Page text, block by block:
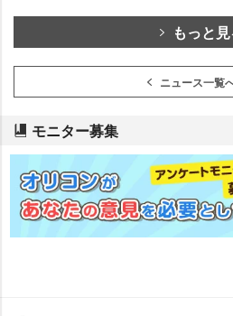
もっと
ニュース一覧
モニター募集